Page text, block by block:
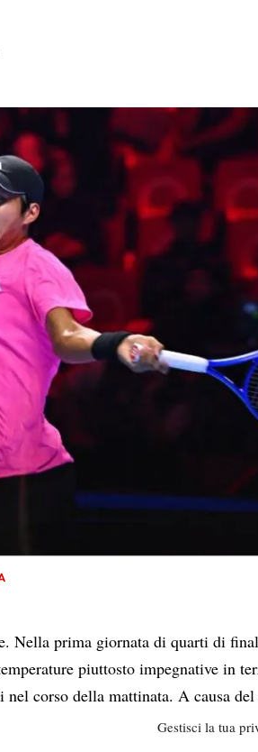
Gestisci la tua
Nella prima giornata di quarti di
piuttosto impegnative in
nel corso della mattinata. A causa
Scale, con previsto un picco di 5.0